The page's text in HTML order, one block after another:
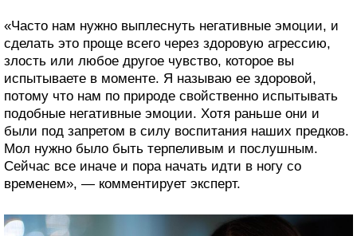
«Часто нам нужно выплеснуть негативные эмоции, и
сделать это проще всего через здоровую агрессию,
злость или любое другое чувство, которое вы
испытываете в моменте. Я называю ее здоровой,
потому что нам по природе свойственно испытывать
подобные негативные эмоции. Хотя раньше они и
были под запретом в силу воспитания наших предков.
Мол нужно было быть терпеливым и послушным.
Сейчас все иначе и пора начать идти в ногу со
временем», — комментирует эксперт.